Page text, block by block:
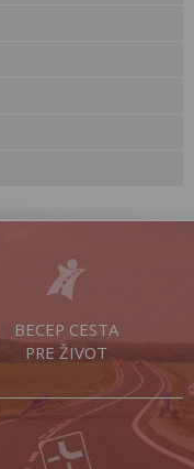
BECEP CESTA
PRE ŽIVOT